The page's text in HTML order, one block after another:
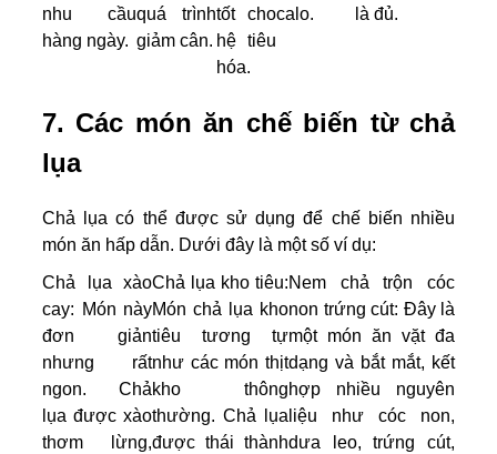
nhu cầu
hàng ngày.
quá trình
giảm cân.
tốt cho
hệ tiêu
hóa.
calo.
là đủ.
7. Các món ăn chế biến từ chả
lụa
Chả lụa có thể được sử dụng để chế biến nhiều
món ăn hấp dẫn. Dưới đây là một số ví dụ:
Chả lụa xào
cay: Món này
đơn giản
nhưng rất
ngon. Chả
lụa được xào
thơm lừng,
Chả lụa kho tiêu:
Món chả lụa kho
tiêu tương tự
như các món thịt
kho thông
thường. Chả lụa
được thái thành
Nem chả trộn cóc
non trứng cút: Đây là
một món ăn vặt đa
dạng và bắt mắt, kết
hợp nhiều nguyên
liệu như cóc non,
dưa leo, trứng cút,